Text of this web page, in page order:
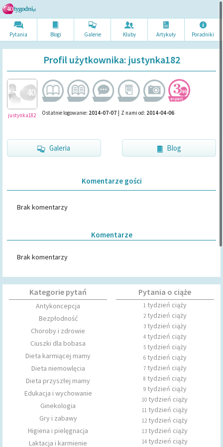
Pytania Blogi Galerie Kluby Artykuły Poradniki
Profil użytkownika: justynka182
justynka182 Ostatnie logowanie: 2014-07-07 | Z nami od: 2014-04-06
Galeria Blog
Komentarze gości
Brak komentarzy
Komentarze
Brak komentarzy
Kategorie pytań
Antykoncepcja
Bezpłodność
Choroby i zdrowie
Ciuszki dla bobasa
Dieta karmiącej mamy
Dieta niemowlęcia
Dieta przyszłej mamy
Edukacja i wychowanie
Ginekologia
Gry i zabawy
Higiena i pielęgnacja
Laktacja i karmienie
Pytania o ciąże
1tydzień ciąży
2tydzień ciąży
3tydzień ciąży
4tydzień ciąży
5tydzień ciąży
6tydzień ciąży
7tydzień ciąży
8 tydzień ciąży
9tydzień ciąży
10 tydzień ciąży
11 tydzień ciąży
12tydzień ciąży
13 tydzień ciąży
14 tydzień ciąży